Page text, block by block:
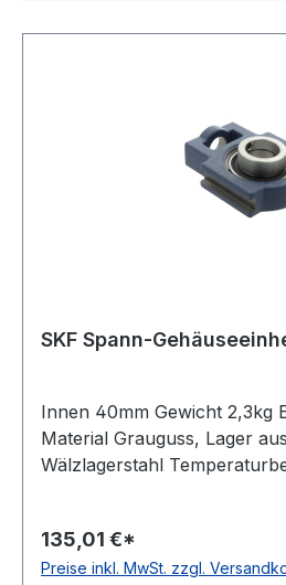
Innen 40mm Gewicht 2,3kg
Material Grauguss, Lager
Wälzlagerstahl
einfache Dichtung Farbe
135,01 €*
Preise inkl. MwSt. zzgl.